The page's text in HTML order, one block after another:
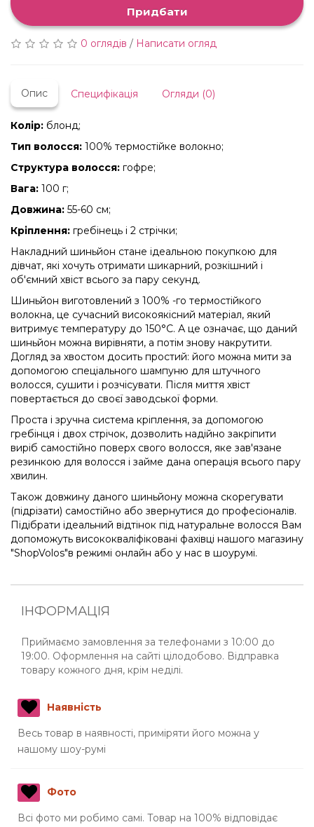
Придбати
0 оглядів / Написати огляд
Опис Специфікація Огляди (0)
Колір: блонд;
Тип волосся: 100% термостійке волокно;
Структура волосся: гофре;
Вага: 100 г;
Довжина: 55-60 см;
Кріплення: гребінець і 2 стрічки;
Накладний шиньйон стане ідеальною покупкою для
дівчат, які хочуть отримати шикарний, розкішний і
об'ємний хвіст всього за пару секунд.
Шиньйон виготовлений з 100% -го термостійкого
волокна, це сучасний високоякісний матеріал, який
витримує температуру до 150°C. А це означає, що даний
шиньйон можна вирівняти, а потім знову накрутити.
Догляд за хвостом досить простий: його можна мити за
допомогою спеціального шампуню для штучного
волосся, сушити і розчісувати. Після миття хвіст
повертається до своєї заводської форми.
Проста і зручна система кріплення, за допомогою
гребінця і двох стрічок, дозволить надійно закріпити
виріб самостійно поверх свого волосся, яке зав'язане
резинкою для волосся і займе дана операція всього пару
хвилин.
Також довжину даного шиньйону можна скорегувати
(підрізати) самостійно або звернутися до професіоналів.
Підібрати ідеальний відтінок під натуральне волосся Вам
допоможуть висококваліфіковані фахівці нашого магазину
"ShopVolos"в режимі онлайн або у нас в шоурумі.
ІНФОРМАЦІЯ
Приймаємо замовлення за телефонами з 10:00 до
19:00. Оформлення на сайті цілодобово. Відправка
товару кожного дня, крім неділі.
Наявність
Весь товар в наявності, приміряти його можна у
нашому шоу-румі
Фото
Всі фото ми робимо самі. Товар на 100% відповідає